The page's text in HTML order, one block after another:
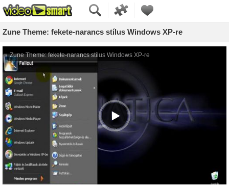
Zune Theme: fekete-narancs stílus Windows XP-re